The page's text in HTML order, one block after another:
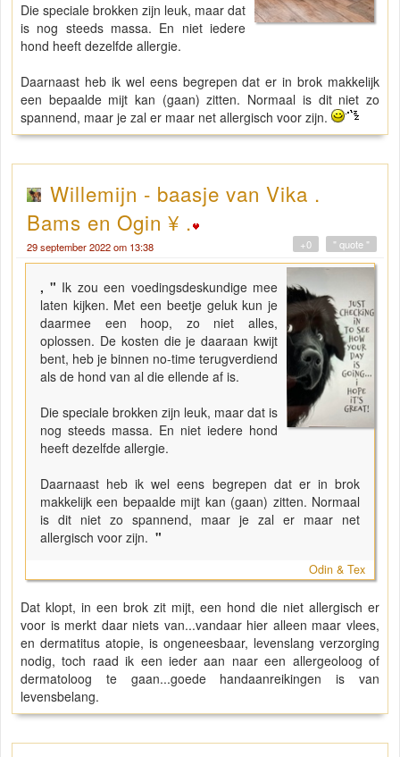
Die speciale brokken zijn leuk, maar dat
is nog steeds massa. En niet iedere
hond heeft dezelfde allergie.
Daarnaast heb ik wel eens begrepen dat er in brok makkelijk
een bepaalde mijt kan (gaan) zitten. Normaal is dit niet zo
spannend, maar je zal er maar net allergisch voor zijn.
Willemijn - baasje van Vika .
Bams en Ogin ¥ .
29 september 2022 om 13:38 " quote "
+0
, " Ik zou een voedingsdeskundige mee
laten kijken. Met een beetje geluk kun je
daarmee een hoop, zo niet alles,
oplossen. De kosten die je daaraan kwijt
bent, heb je binnen no-time terugverdiend
als de hond van al die ellende af is.
Die speciale brokken zijn leuk, maar dat is
nog steeds massa. En niet iedere hond
heeft dezelfde allergie.
Daarnaast heb ik wel eens begrepen dat er in brok
makkelijk een bepaalde mijt kan (gaan) zitten. Normaal
is dit niet zo spannend, maar je zal er maar net
allergisch voor zijn. "
Odin & Tex
Dat klopt, in een brok zit mijt, een hond die niet allergisch er
voor is merkt daar niets van...vandaar hier alleen maar vlees,
en dermatitus atopie, is ongeneesbaar, levenslang verzorging
nodig, toch raad ik een ieder aan naar een allergeoloog of
dermatoloog te gaan...goede handaanreikingen is van
levensbelang.